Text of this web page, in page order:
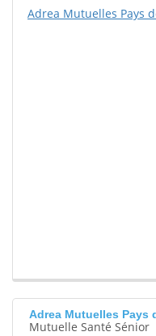
Adrea Mutuelles Pays
Adrea Mutuelles Pays
Mutuelle Santé Sénior